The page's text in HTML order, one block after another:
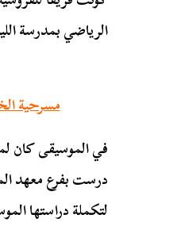
الرياضي بمدرسة
مسرحية
في الموسيقى كان
درست بفرع معهد
لتكملة دراستها